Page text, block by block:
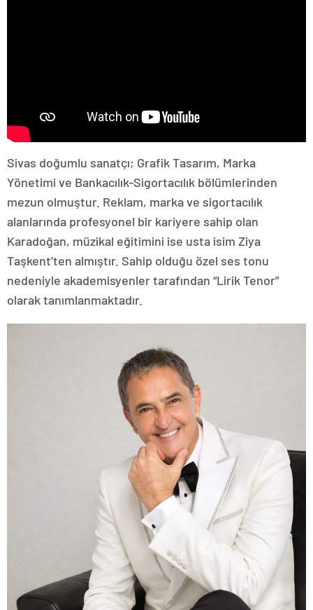
Sivas doğumlu sanatçı; Grafik Tasarım, Marka
Yönetimi ve Bankacılık-Sigortacılık bölümlerinden
mezun olmuştur. Reklam, marka ve sigortacılık
alanlarında profesyonel bir kariyere sahip olan
Karadoğan, müzikal eğitimini ise usta isim Ziya
Taşkent’ten almıştır. Sahip olduğu özel ses tonu
nedeniyle akademisyenler tarafından “Lirik Tenor”
olarak tanımlanmaktadır.